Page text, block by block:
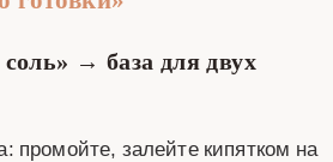
→ база для двух
промойте, залейте кипятком на